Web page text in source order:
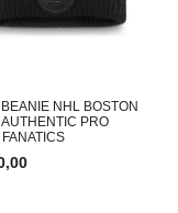
NHL BOSTON
PRO